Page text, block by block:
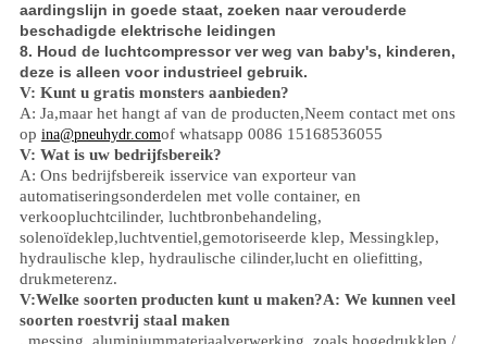
aardingslijn in goede staat, zoeken naar verouderde
beschadigde elektrische leidingen
8. Houd de luchtcompressor ver weg van baby's, kinderen,
deze is alleen voor industrieel gebruik.
V: Kunt u gratis monsters aanbieden?
A: Ja,maar het hangt af van de producten,Neem contact met ons
op ina@pneuhydr.comof whatsapp 0086 15168536055
V: Wat is uw bedrijfsbereik?
A: Ons bedrijfsbereik isservice van exporteur van
automatiseringsonderdelen met volle container, en
verkoopluchtcilinder, luchtbronbehandeling,
solenoïdeklep,luchtventiel,gemotoriseerde klep, Messingklep,
hydraulische klep, hydraulische cilinder,lucht en oliefitting,
drukmeterenz.
V:Welke soorten producten kunt u maken?A: We kunnen veel
soorten roestvrij staal maken